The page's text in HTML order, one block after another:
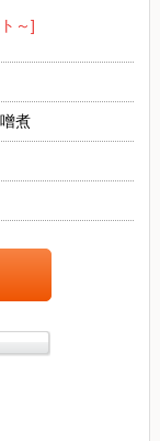
～]
煮